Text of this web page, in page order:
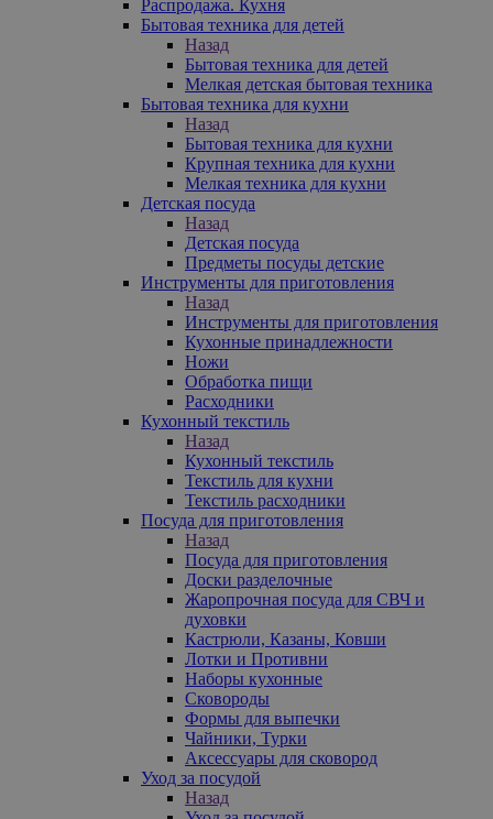
Распродажа. Кухня
Бытовая техника для детей
Назад
Бытовая техника для детей
Мелкая детская бытовая техника
Бытовая техника для кухни
Назад
Бытовая техника для кухни
Крупная техника для кухни
Мелкая техника для кухни
Детская посуда
Назад
Детская посуда
Предметы посуды детские
Инструменты для приготовления
Назад
Инструменты для приготовления
Кухонные принадлежности
Ножи
Обработка пищи
Расходники
Кухонный текстиль
Назад
Кухонный текстиль
Текстиль для кухни
Текстиль расходники
Посуда для приготовления
Назад
Посуда для приготовления
Доски разделочные
Жаропрочная посуда для СВЧ и
духовки
Кастрюли, Казаны, Ковши
Лотки и Противни
Наборы кухонные
Сковороды
Формы для выпечки
Чайники, Турки
Аксессуары для сковород
Уход за посудой
Назад